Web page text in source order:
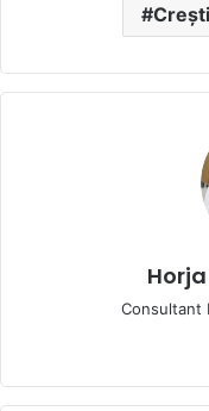
Consultant